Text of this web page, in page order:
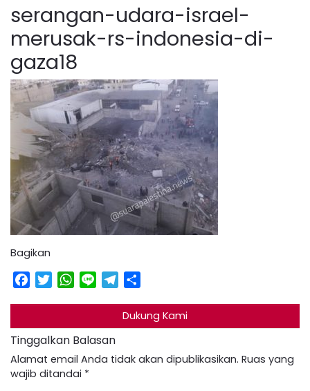
serangan-udara-israel-
merusak-rs-indonesia-di-
gaza18
Bagikan
Facebook
TwitterWhatsApp
Line Telegram
Dukung Kami
Tinggalkan Balasan
Alamat email Anda tidak akan dipublikasikan. Ruas yang
wajib ditandai *